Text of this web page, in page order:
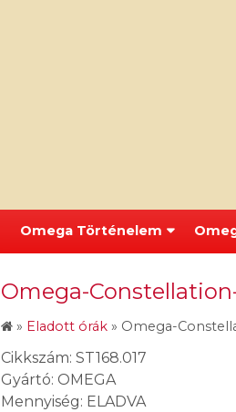
Omega Történelem
Omega-Constellation-
» Eladott órák » Omega-
Cikkszám: ST168.017
Gyártó: OMEGA
Mennyiség: ELADVA